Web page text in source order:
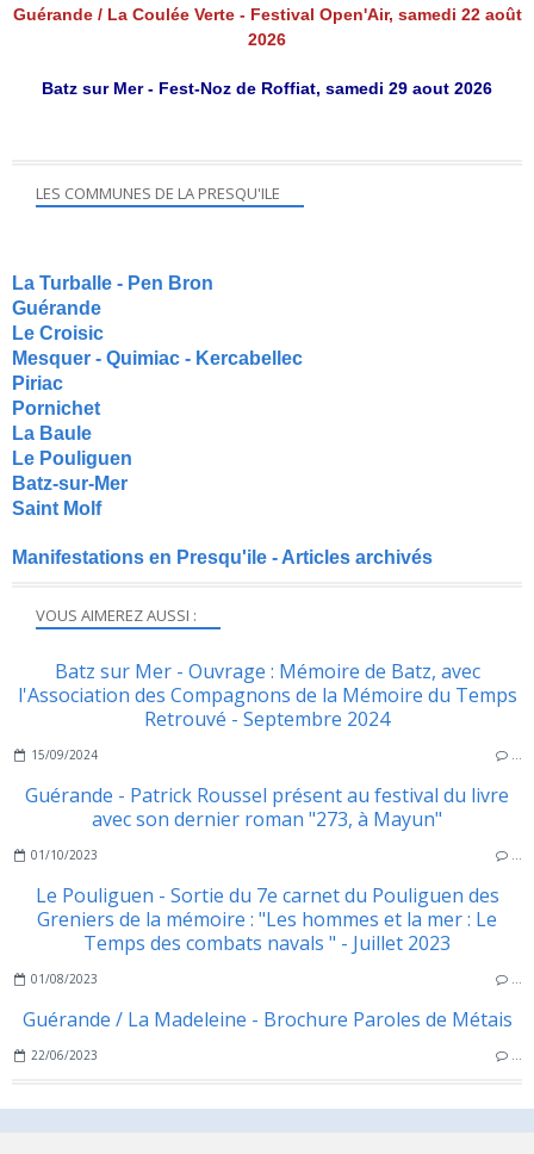
VOUS AIMEREZ AUSSI :
Batz sur Mer - Ouvrage : Mémoire de Batz, avec
l'Association des Compagnons de la Mémoire du Temps
Retrouvé - Septembre 2024
15/09/2024 …
Guérande - Patrick Roussel présent au festival du livre
avec son dernier roman "273, à Mayun"
01/10/2023 …
Le Pouliguen - Sortie du 7e carnet du Pouliguen des
Greniers de la mémoire : "Les hommes et la mer : Le
Temps des combats navals " - Juillet 2023
01/08/2023 …
Guérande / La Madeleine - Brochure Paroles de Métais
22/06/2023 …
Guérande / La Coulée Verte - Festival Open'Air, samedi 22 août
2026
Batz sur Mer - Fest-Noz de Roffiat, samedi 29 aout 2026
LES COMMUNES DE LA PRESQU'ILE
La Turballe - Pen Bron
Guérande
Le Croisic
Mesquer - Quimiac - Kercabellec
Piriac
Pornichet
La Baule
Le Pouliguen
Batz-sur-Mer
Saint Molf
Manifestations en Presqu'ile - Articles archivés